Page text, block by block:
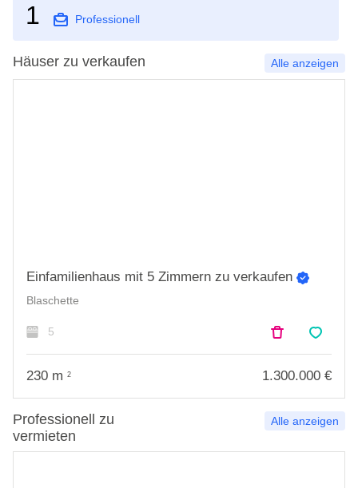
1 Professionell
Häuser zu verkaufen Alle anzeigen
Einfamilienhaus mit 5 Zimmern zu verkaufen
Blaschette
5
230 m 2 1.300.000 €
Professionell zu
vermieten
Alle anzeigen